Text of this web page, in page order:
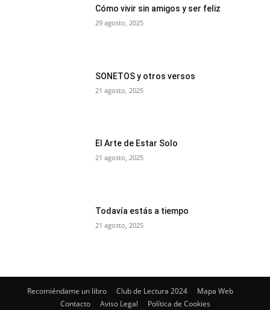
Cómo vivir sin amigos y ser feliz
29 agosto, 2025
SONETOS y otros versos
21 agosto, 2025
El Arte de Estar Solo
21 agosto, 2025
Todavía estás a tiempo
21 agosto, 2025
Recomiéndame un libro Club de Lectura 2024
Mapa Web
Contacto
Aviso Legal Política de Cookies